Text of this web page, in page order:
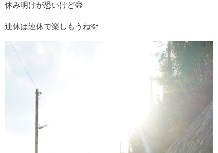
休み明けが恐いけど😅
連休は連休で楽しもうね🩷